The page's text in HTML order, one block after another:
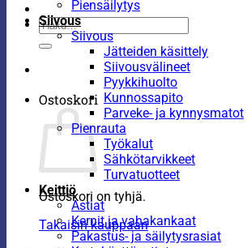
Etsi:
Ostoskori
Ostoskori on tyhjä.
Takaisin kauppaan
Piensäilytys
Siivous
Siivous
Jätteiden käsittely
Siivousvälineet
Pyykkihuolto
Kunnossapito
Parveke- ja kynnysmatot
Pienrauta
Työkalut
Sähkötarvikkeet
Turvatuotteet
Keittiö
Astiat
Kernit ja vahakankaat
Pakastus- ja säilytysrasiat